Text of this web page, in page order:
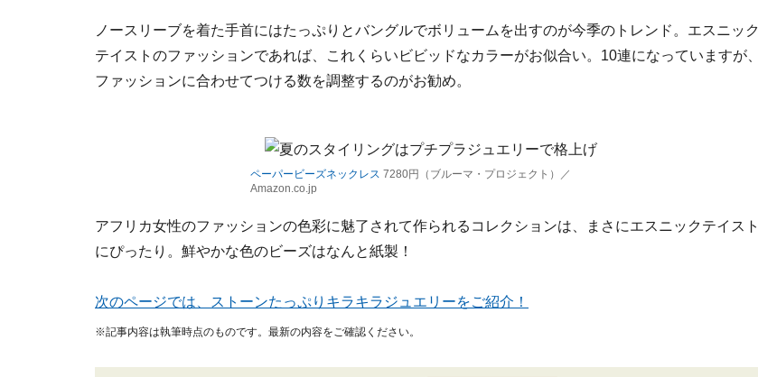
ノースリーブを着た手首にはたっぷりとバングルでボリュームを出すのが今季のトレンド。エスニック
テイストのファッションであれば、これくらいビビッドなカラーがお似合い。10連になっていますが、
ファッションに合わせてつける数を調整するのがお勧め。
ペーパービーズネックレス 7280円（ブルーマ・プロジェクト）／
Amazon.co.jp
アフリカ女性のファッションの色彩に魅了されて作られるコレクションは、まさにエスニックテイスト
にぴったり。鮮やかな色のビーズはなんと紙製！
次のページでは、ストーンたっぷりキラキラジュエリーをご紹介！
※記事内容は執筆時点のものです。最新の内容をご確認ください。